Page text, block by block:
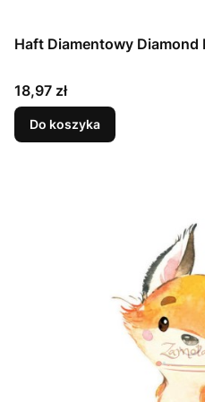
Haft Diamentowy
Cena
18,97 zł
Do koszyka